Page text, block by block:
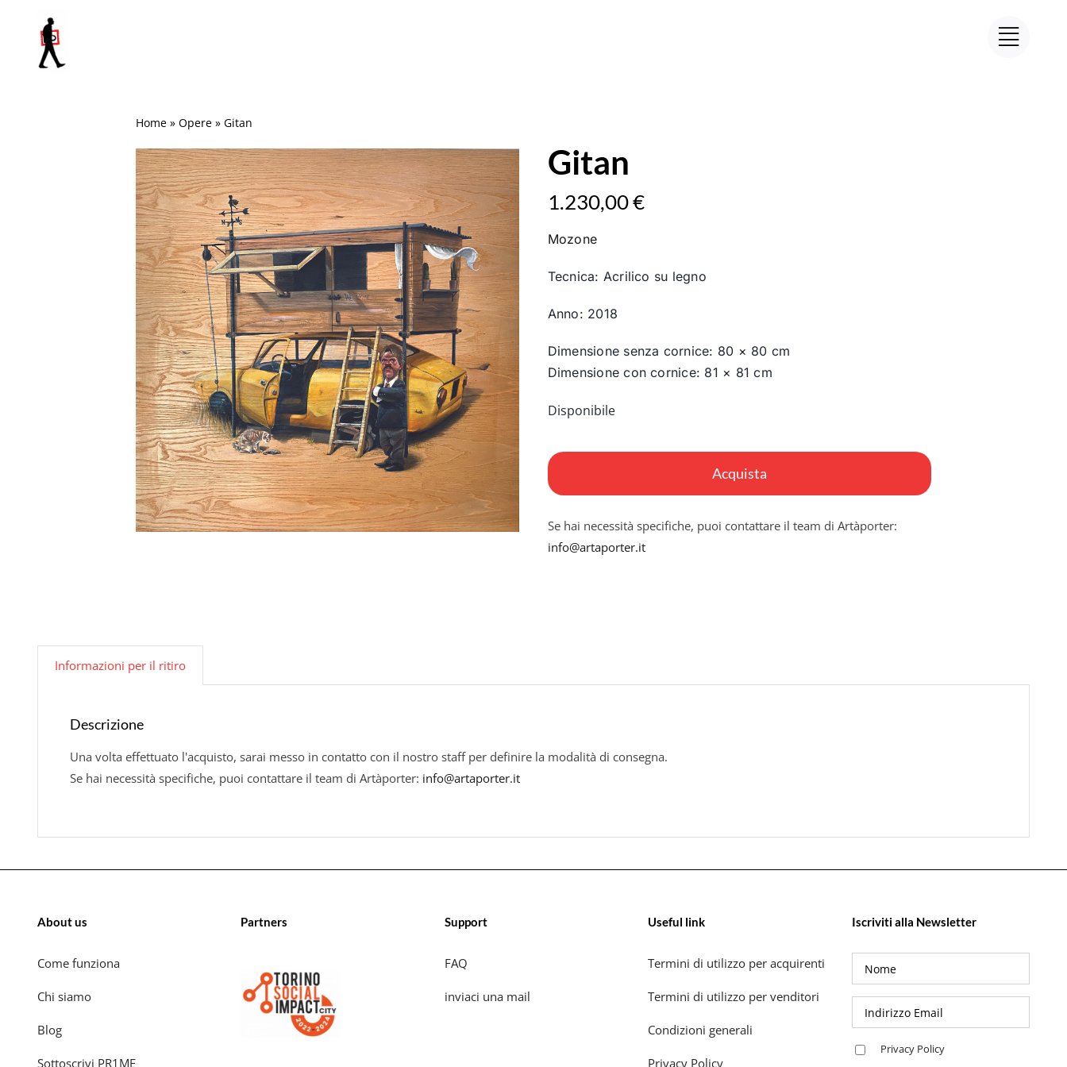
contenuto
Home »Opere »Gitan
Gitan
1.230,00€
Mozone
Tecnica: Acrilico su legno
Anno: 2018
Dimensione senza cornice: 80 × 80 cm
Dimensione con cornice: 81 × 81 cm
Disponibile
Acquista
Se hai necessità specifiche, puoi contattare il team di Artàporter:
info@artaporter.it
Informazioni per il ritiro
Descrizione
Una volta effettuato l'acquisto, sarai messo in contatto con il nostro staff per definire la modalità di consegna.
Se hai necessità specifiche, puoi contattare il team di Artàporter: info@artaporter.it
About us
Come funziona
Chi siamo
Blog
Sottoscrivi PR1ME
Partners Support
FAQ
inviaci una mail
Useful link
Termini di utilizzo per acquirenti
Termini di utilizzo per venditori
Condizioni generali
Privacy Policy
Iscriviti alla Newsletter
Privacy Policy